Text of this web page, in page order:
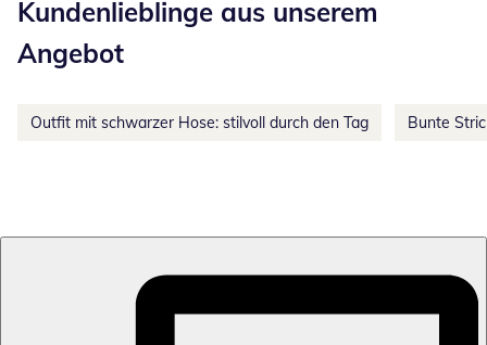
Kundenlieblinge aus unserem
Angebot
Outfit mit schwarzer Hose: stilvoll durch den Tag Bunte